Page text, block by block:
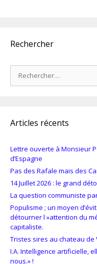
Rechercher
Articles récents
Lettre ouverte à Monsieur
d’Espagne
Pas des Rafale mais des
14 Juillet 2026 : le grand
La question communiste
Populisme ; un moyen
détourner l »attention du
capitaliste.
Tristes sires au chateau de
I.A. Intelligence artificielle,
nous.» !